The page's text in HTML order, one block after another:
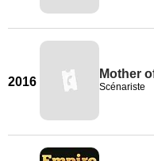
2016
Mother
Scénariste